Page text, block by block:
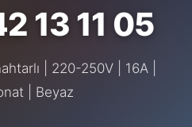
13 11 05
| 220-250V | 16A |
| Beyaz